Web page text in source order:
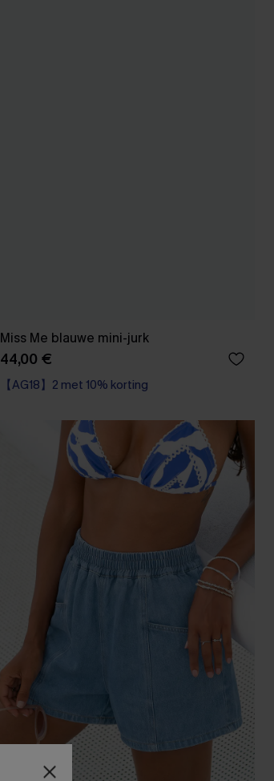
Miss Me blauwe mini-jurk
44,00 €
【AG18】2 met 10% korting